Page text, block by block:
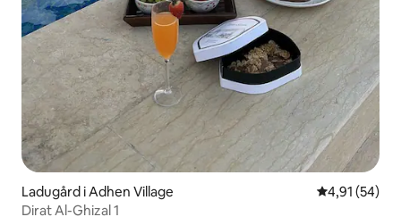
Ladugård i Adhen Village 4,91 av 5 i
4,91 (54)
Dirat Al-Ghizal 1